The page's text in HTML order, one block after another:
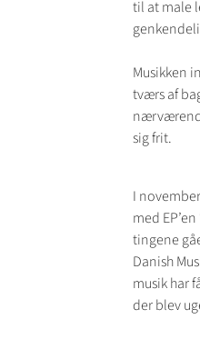
til at male
Musikken
tværs af
sig frit.
I
med
tingene
Danish
musik har
der blev